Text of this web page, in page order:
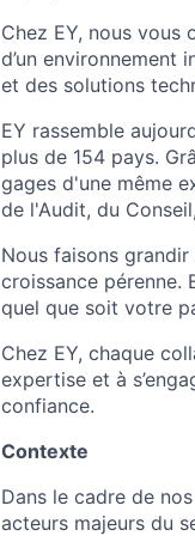
Chez EY, nous vous
d’un environnement
et des solutions
EY rassemble
plus de 154 pays.
gages d'une même
de l'Audit, du
Nous faisons
croissance pérenne.
quel que soit votre
Chez EY, chaque
expertise et à
confiance.
Contexte
Dans le cadre de
acteurs majeurs du